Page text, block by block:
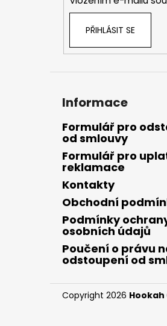
PŘIHLÁSIT SE
Informace
Formulář pro
od smlouvy
Formulář pro
reklamace
Kontakty
Obchodní
Podmínky
osobních údajů
Poučení o právu
odstoupení od
Copyright 2026 Hookah